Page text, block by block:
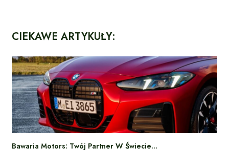
CIEKAWE ARTYKUŁY:
Bawaria Motors: Twój Partner W Świecie…